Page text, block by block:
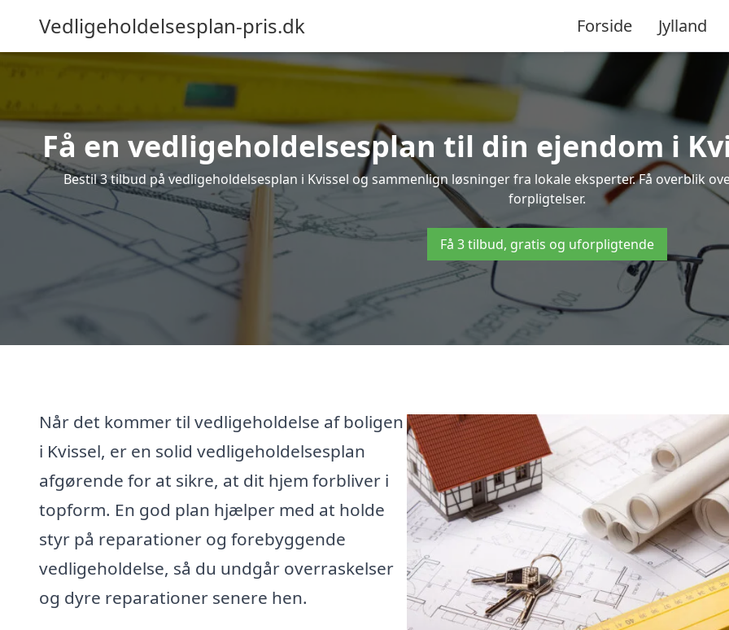
Vedligeholdelsesplan-pris.dk Forside Jylland
Få en vedligeholdelsesplan til din ejendom i
Bestil 3 tilbud på vedligeholdelsesplan i Kvissel og sammenlign løsninger fra lokale eksperter. Få overblik
forpligtelser.
Få 3 tilbud, gratis og uforpligtende
Når det kommer til vedligeholdelse af boligen
i Kvissel, er en solid vedligeholdelsesplan
afgørende for at sikre, at dit hjem forbliver i
topform. En god plan hjælper med at holde
styr på reparationer og forebyggende
vedligeholdelse, så du undgår overraskelser
og dyre reparationer senere hen.